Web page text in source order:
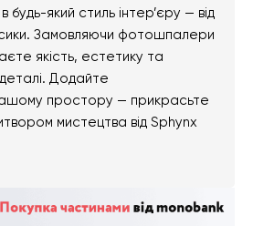
будь-який стиль інтер’єру — від
Замовляючи фотошпалери
якість, естетику та
Додайте
вашому простору — прикрасьте
мистецтва від Sphynx